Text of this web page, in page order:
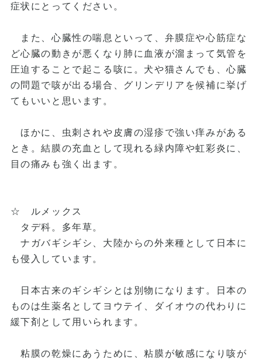
症状にとってください。
また、心臓性の喘息といって、弁膜症や心筋症な
ど心臓の動きが悪くなり肺に血液が溜まって気管を
圧迫することで起こる咳に。犬や猫さんでも、心臓
の問題で咳が出る場合、グリンデリアを候補に挙げ
てもいいと思います。
ほかに、虫刺されや皮膚の湿疹で強い痒みがある
とき。結膜の充血として現れる緑内障や虹彩炎に、
目の痛みも強く出ます。
☆ ルメックス
タデ科。多年草。
ナガバギシギシ、大陸からの外来種として日本に
も侵入しています。
日本古来のギシギシとは別物になります。日本の
ものは生薬名としてヨウテイ、ダイオウの代わりに
緩下剤として用いられます。
粘膜の乾燥にあうために、粘膜が敏感になり咳が